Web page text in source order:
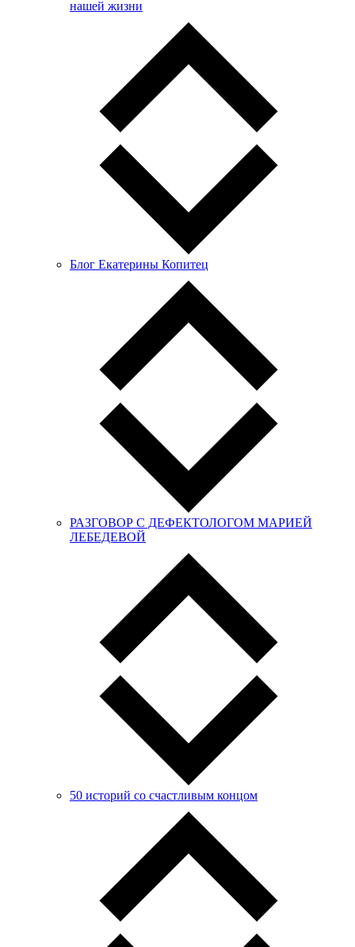
нашей жизни
Блог Екатерины Копитец
РАЗГОВОР С ДЕФЕКТОЛОГОМ МАРИЕЙ
ЛЕБЕДЕВОЙ
50 историй со счастливым концом